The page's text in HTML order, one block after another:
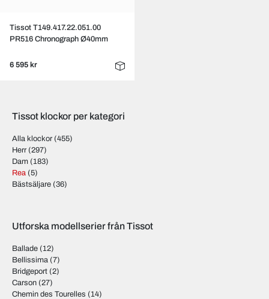
Tissot T149.417.22.051.00
PR516 Chronograph Ø40mm
6 595 kr
Tissot klockor per kategori
Alla klockor (455)
Herr (297)
Dam (183)
Rea (5)
Bästsäljare (36)
Utforska modellserier från Tissot
Ballade (12)
Bellissima (7)
Bridgeport (2)
Carson (27)
Chemin des Tourelles (14)